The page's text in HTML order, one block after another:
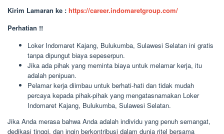
Kirim Lamaran ke : https://career.indomaretgroup.com/
Perhatian !!
Loker Indomaret Kajang, Bulukumba, Sulawesi Selatan ini gratis
tanpa dipungut biaya sepeserpun.
Jika ada pihak yang meminta biaya untuk melamar kerja, itu
adalah penipuan.
Pelamar kerja diimbau untuk berhati-hati dan tidak mudah
percaya kepada pihak-pihak yang mengatasnamakan Loker
Indomaret Kajang, Bulukumba, Sulawesi Selatan.
Jika Anda merasa bahwa Anda adalah individu yang penuh semangat,
dedikasi tinggi, dan ingin berkontribusi dalam dunia ritel bersama